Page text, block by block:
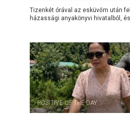
Tizenkét órával az esküvőm után
házassági anyakönyvi hivatalból,
POSITIVE OF THE DAY